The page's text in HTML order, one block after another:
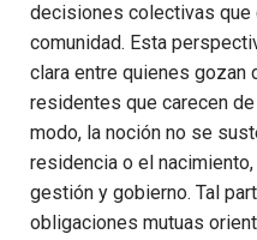
decisiones colectivas que
comunidad. Esta
clara entre quienes
residentes que carecen
modo, la noción no se
residencia o el
gestión y gobierno. Tal
obligaciones mutuas